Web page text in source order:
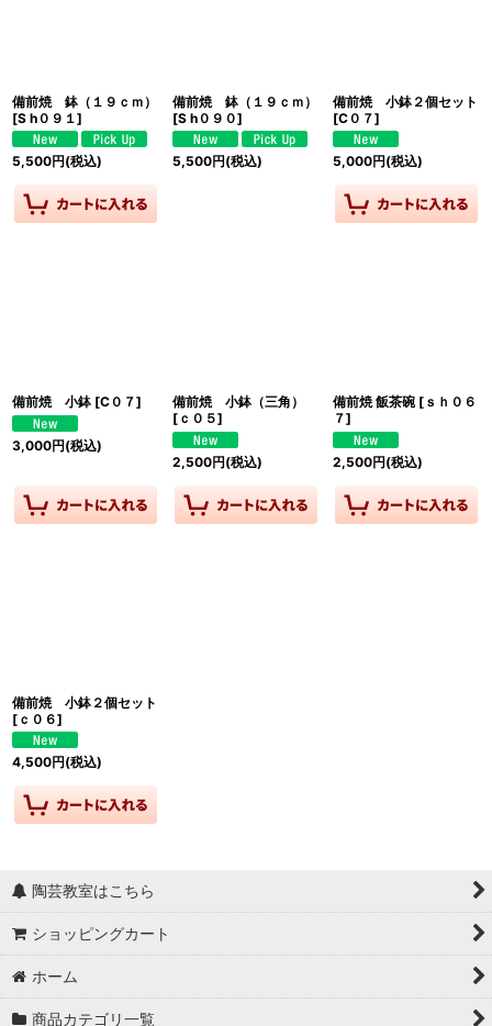
備前焼 鉢（１９ｃｍ）
[S h０９１]
5,500円(税込)
備前焼 鉢（１９ｃｍ）
[S h０９０]
5,500円(税込)
備前焼 小鉢２個セット
[C０７]
5,000円(税込)
備前焼 小鉢 [C０７]
3,000円(税込)
備前焼 小鉢（三角）
[ｃ０５]
2,500円(税込)
備前焼 飯茶碗 [ｓｈ０６
７]
2,500円(税込)
備前焼 小鉢２個セット
[ ｃ０６]
4,500円(税込)
陶芸教室はこちら
ショッピングカート
ホーム
商品カテゴリ一覧